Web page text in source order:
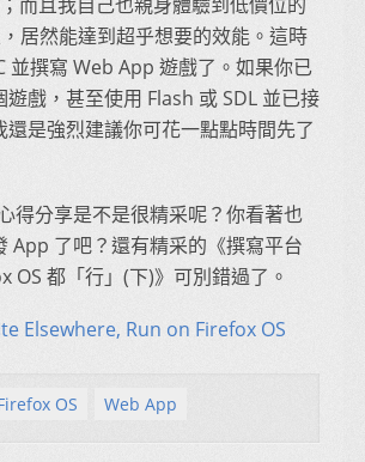
居然能達到超乎想要的效能。這時
並撰寫 Web App 遊戲了。如果你已
戲，甚至使用 Flash 或 SDL 並已接
還是強烈建議你可花一點點時間先了
得分享是不是很精采呢？你看著也
App 了吧？還有精采的《撰寫平台
OS 都「行」(下)》可別錯過了。
Elsewhere, Run on Firefox OS
OS Web App